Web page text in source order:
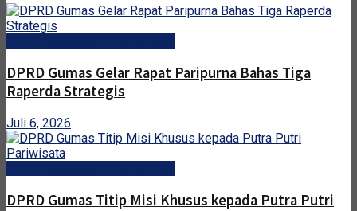
DPRD Gumas Gelar Rapat Paripurna Bahas Tiga
Raperda Strategis
Juli 6, 2026
DPRD Gumas Titip Misi Khusus kepada Putra Putri